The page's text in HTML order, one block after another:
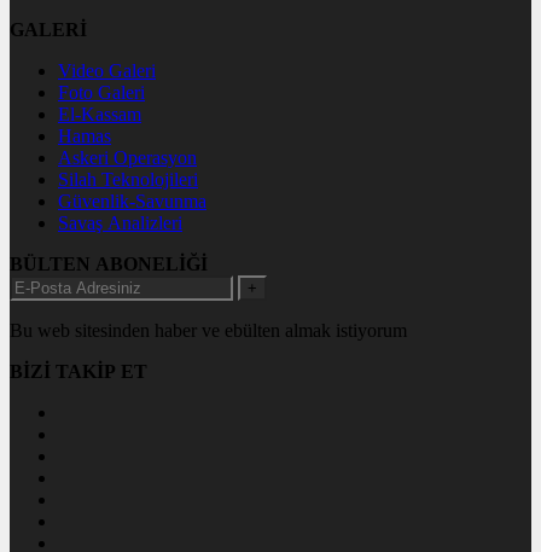
GALERİ
Video Galeri
Foto Galeri
El-Kassam
Hamas
Askeri Operasyon
Silah Teknolojileri
Güvenlik-Savunma
Savaş Analizleri
BÜLTEN ABONELİĞİ
+
Bu web sitesinden haber ve ebülten almak istiyorum
BİZİ TAKİP ET